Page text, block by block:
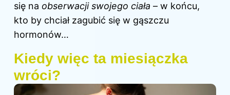
się na obserwacji swojego ciała – w końcu,
kto by chciał zagubić się w gąszczu
hormonów…
Kiedy więc ta miesiączka
wróci?